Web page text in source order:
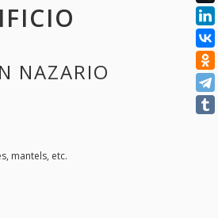
NAZARIO
mantels, etc.